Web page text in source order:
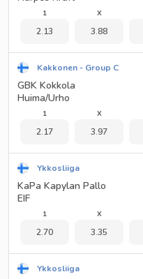
1
2.13
X
3.88
Kakkonen - Group C
GBK Kokkola
Huima/Urho
1
2.17
X
3.97
Ykkosliiga
KaPa Kapylan Pallo
EIF
1
2.70
X
3.35
Ykkosliiga